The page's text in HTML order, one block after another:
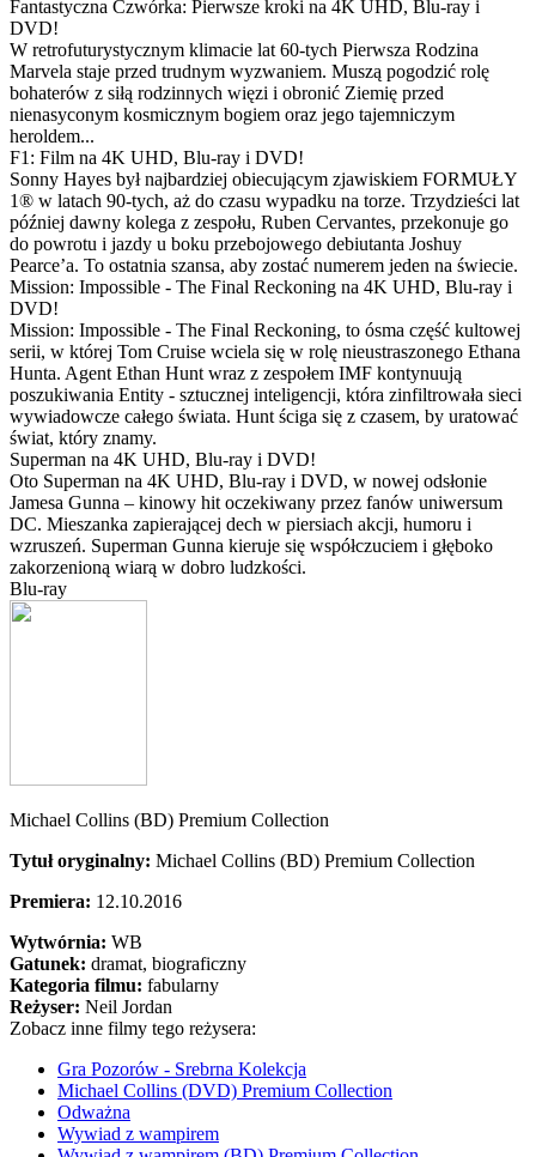
Fantastyczna Czwórka: Pierwsze kroki na 4K UHD, Blu-ray i
DVD!
W retrofuturystycznym klimacie lat 60-tych Pierwsza Rodzina
Marvela staje przed trudnym wyzwaniem. Muszą pogodzić rolę
bohaterów z siłą rodzinnych więzi i obronić Ziemię przed
nienasyconym kosmicznym bogiem oraz jego tajemniczym
heroldem...
F1: Film na 4K UHD, Blu-ray i DVD!
Sonny Hayes był najbardziej obiecującym zjawiskiem FORMUŁY
1® w latach 90-tych, aż do czasu wypadku na torze. Trzydzieści lat
później dawny kolega z zespołu, Ruben Cervantes, przekonuje go
do powrotu i jazdy u boku przebojowego debiutanta Joshuy
Pearce’a. To ostatnia szansa, aby zostać numerem jeden na świecie.
Mission: Impossible - The Final Reckoning na 4K UHD, Blu-ray i
DVD!
Mission: Impossible - The Final Reckoning, to ósma część kultowej
serii, w której Tom Cruise wciela się w rolę nieustraszonego Ethana
Hunta. Agent Ethan Hunt wraz z zespołem IMF kontynuują
poszukiwania Entity - sztucznej inteligencji, która zinfiltrowała sieci
wywiadowcze całego świata. Hunt ściga się z czasem, by uratować
świat, który znamy.
Superman na 4K UHD, Blu-ray i DVD!
Oto Superman na 4K UHD, Blu-ray i DVD, w nowej odsłonie
Jamesa Gunna – kinowy hit oczekiwany przez fanów uniwersum
DC. Mieszanka zapierającej dech w piersiach akcji, humoru i
wzruszeń. Superman Gunna kieruje się współczuciem i głęboko
zakorzenioną wiarą w dobro ludzkości.
Blu-ray
Michael Collins (BD) Premium Collection
Tytuł oryginalny: Michael Collins (BD) Premium Collection
Premiera: 12.10.2016
Wytwórnia: WB
Gatunek: dramat, biograficzny
Kategoria filmu: fabularny
Reżyser: Neil Jordan
Zobacz inne filmy tego reżysera:
Gra Pozorów - Srebrna Kolekcja
Michael Collins (DVD) Premium Collection
Odważna
Wywiad z wampirem